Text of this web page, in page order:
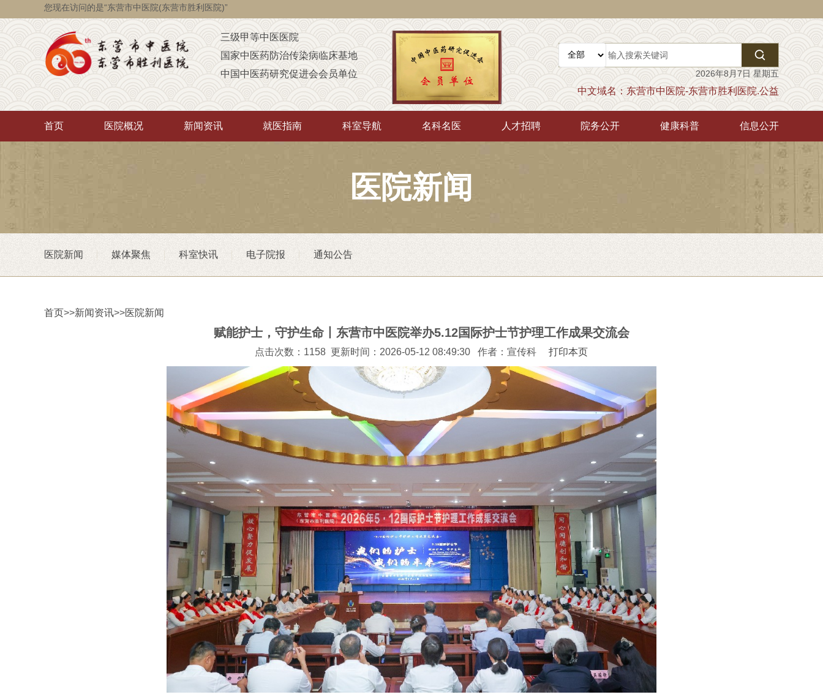
您现在访问的是“东营市中医院(东营市胜利医院)”
三级甲等中医医院
国家中医药防治传染病临床基地
中国中医药研究促进会会员单位
省级智障儿童康复机构
山东省AAA级定点医疗机构
首批省卫生厅“优质护理服务示范工程”
潍坊医学院（非直属）附属医院
2026年8月7日 星期五

中文域名：东营市中医院-东营市胜利医院.公益
首页 医院概况 新闻资讯 就医指南 科室导航 名科名医 人才招聘 院务公开 健康科普 信息公开
医院新闻
医院新闻 媒体聚焦 科室快讯 电子院报 通知公告
首页>>新闻资讯>>医院新闻
赋能护士，守护生命丨东营市中医院举办5.12国际护士节护理工作成果交流会
点击次数：1158 更新时间：2026-05-12 08:49:30 作者：宣传科 打印本页